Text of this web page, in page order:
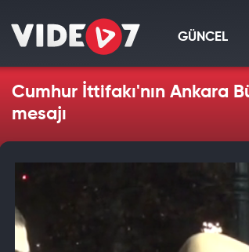
GÜNCEL
Cumhur İttifakı'nın Ankara
mesajı